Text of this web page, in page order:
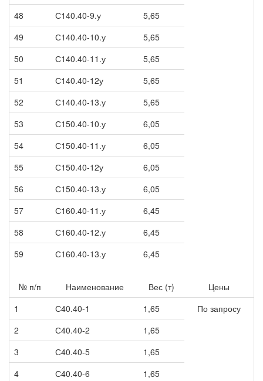
48
С140.40-9.у
5,65
49
С140.40-10.у
5,65
50
С140.40-11.у
5,65
51
С140.40-12у
5,65
52
С140.40-13.у
5,65
53
С150.40-10.у
6,05
54
С150.40-11.у
6,05
55
С150.40-12у
6,05
56
С150.40-13.у
6,05
57
С160.40-11.у
6,45
58
С160.40-12.у
6,45
59
С160.40-13.у 6,45
№ п/п Наименование Вес (т)
Цены
1
С40.40-1 1,65
По запросу
2
С40.40-2
1,65
3
С40.40-5
1,65
4
С40.40-6
1,65